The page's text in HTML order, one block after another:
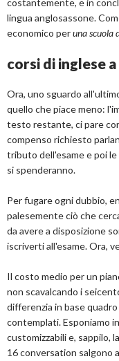
costantemente, e in
lingua anglosassone.
economico peruna scuola
corsi di inglese
Ora, uno sguardo
quello che piace meno:
testo restante, ci pare
compenso richiesto
tributo dell'esame e poi
si spenderanno.
Per fugare ogni dubbio,
palesemente ciò che
da avere a disposizione
iscriverti all'esame. Ora,
Il costo medio per un
non scavalcando i
differenzia in base
contemplati. Esponiamo
customizzabili e, sappilo,
16 conversation salgono